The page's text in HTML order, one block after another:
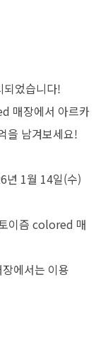
었습니다!
매장에서 아르카
을 남겨보세요!
년 1월 14일(수)
이즘 colored 매
장에서는 이용